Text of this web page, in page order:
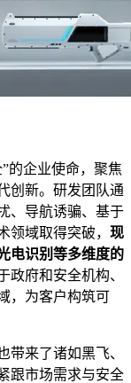
的企业使命，聚焦
创新。研发团队通
、导航诱骗、基于
领域取得突破， 现
电识别等多维度的
政府和安全机构、
，为客户构筑可
带来了诸如黑飞、
跟市场需求与安全